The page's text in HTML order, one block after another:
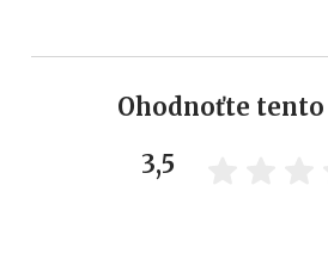
Ohodnoťte tento
3,5